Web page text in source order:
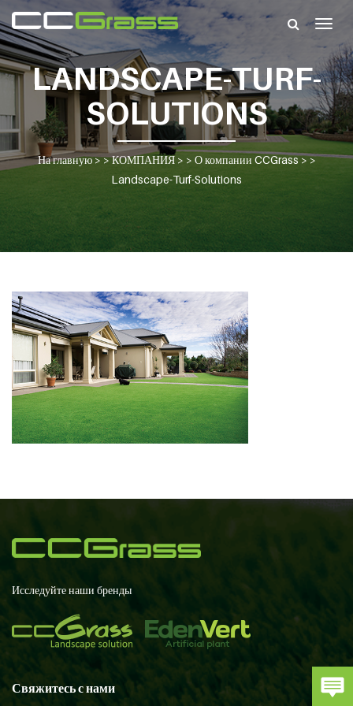
LANDSCAPE-TURF-
SOLUTIONS
На главную> >КОМПАНИЯ> > О компании CCGrass> >
Landscape-Turf-Solutions
Исследуйте наши бренды
Свяжитесь с нами